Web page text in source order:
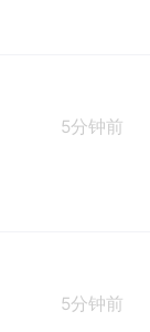
5分钟前
5分钟前